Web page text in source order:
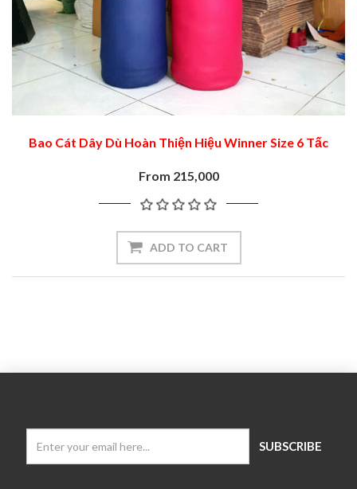
Bao Cát Dây Dù Hoàn Thiện Hiệu Winner Size 6 Tấc
From 215,000